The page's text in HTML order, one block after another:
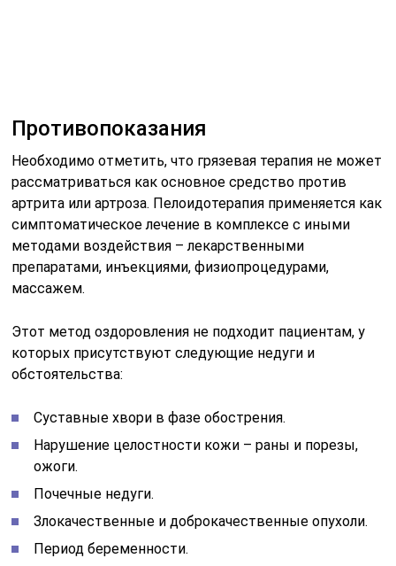
Суставные хвори в фазе обострения.
Нарушение целостности кожи – раны и порезы,
ожоги.
Почечные недуги.
Злокачественные и доброкачественные опухоли.
Период беременности.
Скачки температуры тела.
тяжелой степени.
Способы применения
Отметим, что для лечения подходит, как
самостоятельно собранная и высушенная торфяная
не только в специализированном магазине, а
практично в любом аптечном киоске.